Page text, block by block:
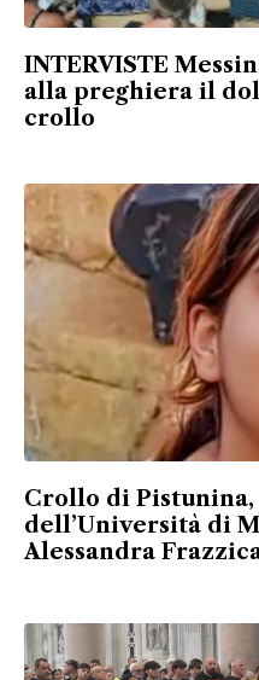
INTERVISTE
alla preghiera il
crollo
Crollo di
dell’Università di
Alessandra